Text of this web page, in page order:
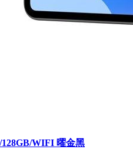
128GB/WIFI 曜金黑